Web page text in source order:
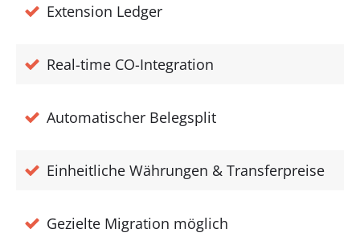
Extension Ledger
Real-time CO-Integration
Automatischer Belegsplit
Einheitliche Währungen & Transferpreise
Gezielte Migration möglich